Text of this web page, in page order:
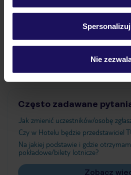
Szczegółowe informacje o
Spersonalizuj
Nie
Ważne informacje
Często zadawane
Jak zmienić uczestników/osobę
Czy w Hotelu będzie przedstawiciel
Na jakiej podstawie i gdzie
pokładowe/bilety lotnicze?
Zobacz